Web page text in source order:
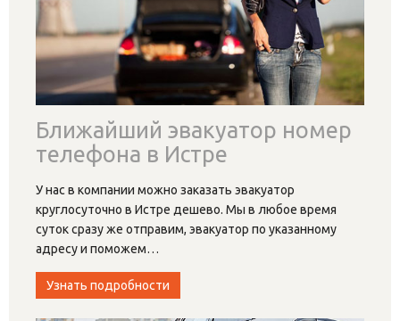
Ближайший эвакуатор номер
телефона в Истре
У нас в компании можно заказать эвакуатор
круглосуточно в Истре дешево. Мы в любое время
суток сразу же отправим, эвакуатор по указанному
адресу и поможем…
Узнать подробности